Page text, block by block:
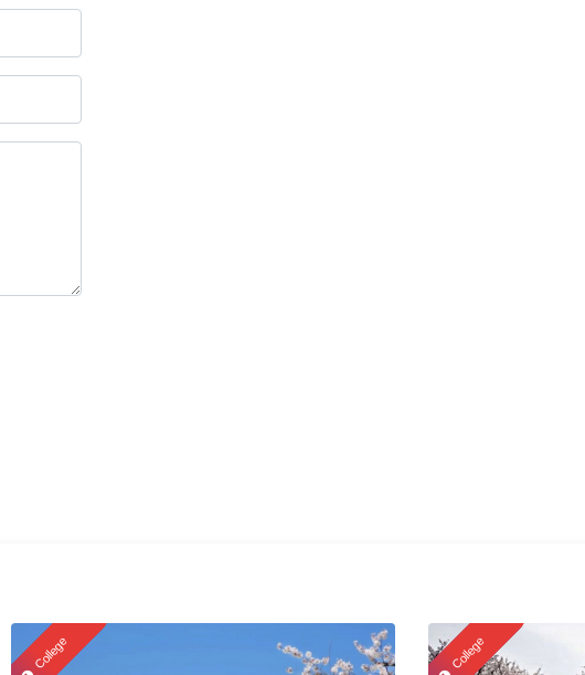
College College